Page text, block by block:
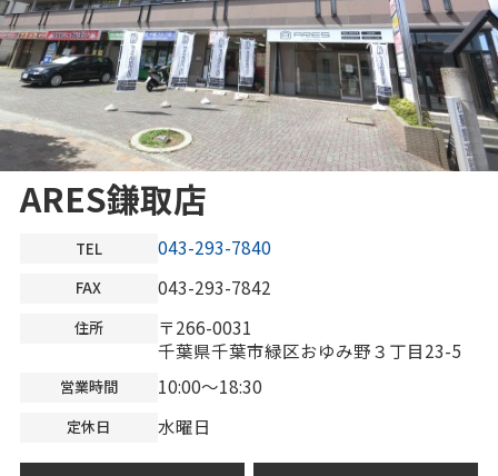
ARES鎌取店
TEL 043-293-7840
FAX 043-293-7842
住所
〒266-0031
千葉県千葉市緑区おゆみ野３丁目23-5
営業時間 10:00～18:30
定休日 水曜日